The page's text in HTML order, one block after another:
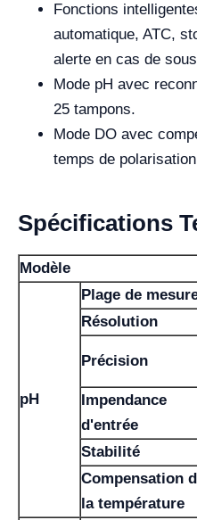
Fonctions
automatique, ATC,
alerte en cas de
Mode pH avec
25 tampons.
Mode DO avec
temps de
Spécifications
Modèle
pH
Plage de
Résolution
Précision
Impendance
d'entrée
Stabilité
Compensation
la température